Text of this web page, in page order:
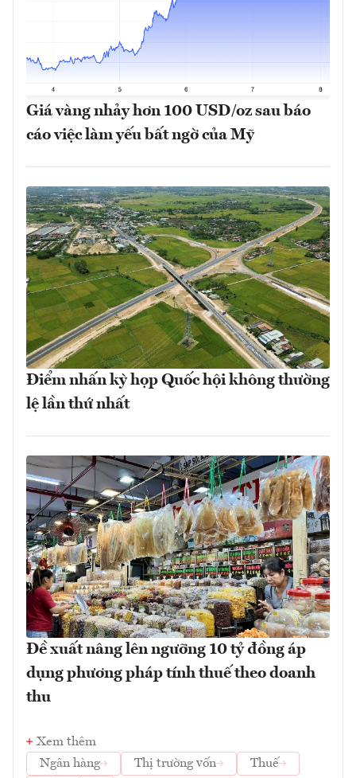
Giá vàng nhảy hơn 100 USD/oz sau báo
cáo việc làm yếu bất ngờ của Mỹ
Điểm nhấn kỳ họp Quốc hội không thường
lệ lần thứ nhất
Đề xuất nâng lên ngưỡng 10 tỷ đồng áp
dụng phương pháp tính thuế theo doanh
thu
Xem thêm
Ngân hàng
Thị trường vốn
Thuế